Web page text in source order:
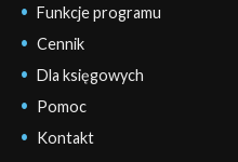
Funkcje programu
Cennik
Dla księgowych
Pomoc
Kontakt